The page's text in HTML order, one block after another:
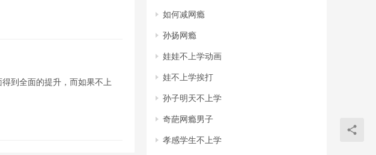
到全面的提升，而如果不上
如何减网瘾
孙扬网瘾
娃娃不上学动画
娃不上学挨打
孙子明天不上学
奇葩网瘾男子
孝感学生不上学